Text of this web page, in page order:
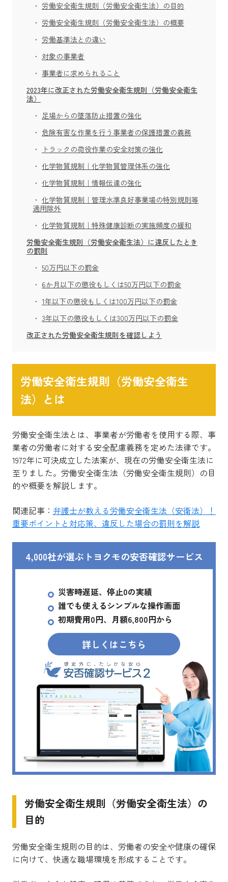
労働安全衛生規則（労働安全衛生法）の目的
労働安全衛生規則（労働安全衛生法）の概要
労働基準法との違い
対象の事業者
事業者に求められること
2023年に改正された労働安全衛生規則（労働安全衛生
法）
足場からの墜落防止措置の強化
危険有害な作業を行う事業者の保護措置の義務
トラックの荷役作業の安全対策の強化
化学物質規制｜化学物質管理体系の強化
化学物質規制｜情報伝達の強化
化学物質規制｜管理水準良好事業場の特別規則等
適用除外
化学物質規制｜特殊健康診断の実施頻度の緩和
労働安全衛生規則（労働安全衛生法）に違反したとき
の罰則
50万円以下の罰金
6か月以下の懲役もしくは50万円以下の罰金
1年以下の懲役もしくは100万円以下の罰金
3年以下の懲役もしくは300万円以下の罰金
改正された労働安全衛生規則を確認しよう
労働安全衛生規則（労働安全衛生
法）とは
労働安全衛生法とは、事業者が労働者を使用する際、事
業者の労働者に対する安全配慮義務を定めた法律です。
1972年に可決成立した法案が、現在の労働安全衛生法に
至りました。労働安全衛生法（労働安全衛生規則）の目
的や概要を解説します。
関連記事： 弁護士が教える労働安全衛生法（安衛法）！
重要ポイントと対応策、違反した場合の罰則を解説
4,000社が選ぶトヨクモの安否確認サービス
災害時遅延、停止0の実績
誰でも使えるシンプルな操作画面
初期費用0円、月額6,800円から
詳しくはこちら
労働安全衛生規則（労働安全衛生法）の
目的
労働安全衛生規則の目的は、労働者の安全や健康の確保
に向けて、快適な職場環境を形成することです。